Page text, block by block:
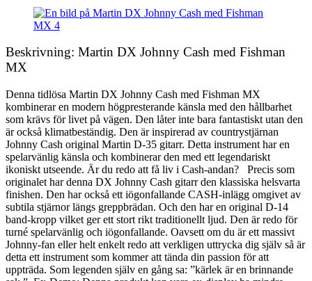
Beskrivning: Martin DX Johnny Cash med Fishman
MX
Denna tidlösa Martin DX Johnny Cash med Fishman MX
kombinerar en modern högpresterande känsla med den hållbarhet
som krävs för livet på vägen. Den låter inte bara fantastiskt utan den
är också klimatbeständig. Den är inspirerad av countrystjärnan
Johnny Cash original Martin D-35 gitarr. Detta instrument har en
spelarvänlig känsla och kombinerar den med ett legendariskt
ikoniskt utseende. Är du redo att få liv i Cash-andan? Precis som
originalet har denna DX Johnny Cash gitarr den klassiska helsvarta
finishen. Den har också ett iögonfallande CASH-inlägg omgivet av
subtila stjärnor längs greppbrädan. Och den har en original D-14
band-kropp vilket ger ett stort rikt traditionellt ljud. Den är redo för
turné spelarvänlig och iögonfallande. Oavsett om du är ett massivt
Johnny-fan eller helt enkelt redo att verkligen uttrycka dig själv så är
detta ett instrument som kommer att tända din passion för att
uppträda. Som legenden själv en gång sa: ”kärlek är en brinnande